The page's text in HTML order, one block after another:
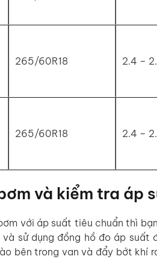
265/60R18 2.4 –
265/60R18 2.4 –
và kiểm tra áp
với áp suất tiêu chuẩn thì
sử dụng đồng hồ đo áp
bên trong van và đẩy bớt khí